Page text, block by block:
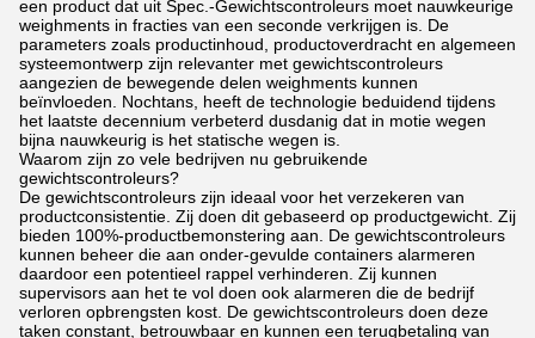
een product dat uit Spec.-Gewichtscontroleurs moet nauwkeurige
weighments in fracties van een seconde verkrijgen is. De
parameters zoals productinhoud, productoverdracht en algemeen
systeemontwerp zijn relevanter met gewichtscontroleurs
aangezien de bewegende delen weighments kunnen
beïnvloeden. Nochtans, heeft de technologie beduidend tijdens
het laatste decennium verbeterd dusdanig dat in motie wegen
bijna nauwkeurig is het statische wegen is.
Waarom zijn zo vele bedrijven nu gebruikende
gewichtscontroleurs?
De gewichtscontroleurs zijn ideaal voor het verzekeren van
productconsistentie. Zij doen dit gebaseerd op productgewicht. Zij
bieden 100%-productbemonstering aan. De gewichtscontroleurs
kunnen beheer die aan onder-gevulde containers alarmeren
daardoor een potentieel rappel verhinderen. Zij kunnen
supervisors aan het te vol doen ook alarmeren die de bedrijf
verloren opbrengsten kost. De gewichtscontroleurs doen deze
taken constant, betrouwbaar en kunnen een terugbetaling van